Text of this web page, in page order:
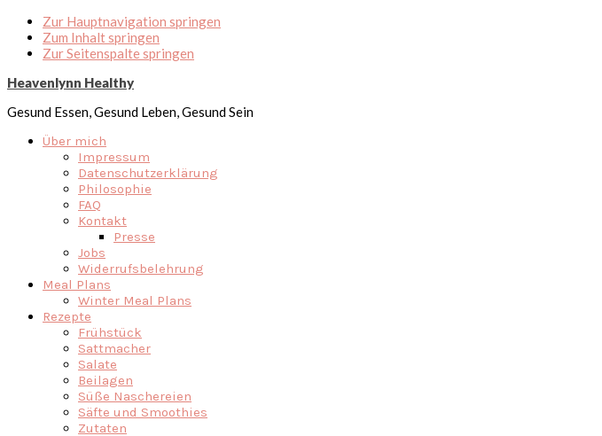
Zur Hauptnavigation springen
Zum Inhalt springen
Zur Seitenspalte springen
Heavenlynn Healthy
Gesund Essen, Gesund Leben, Gesund Sein
Über mich
Impressum
Datenschutzerklärung
Philosophie
FAQ
Kontakt
Presse
Jobs
Widerrufsbelehrung
Meal Plans
Winter Meal Plans
Rezepte
Frühstück
Sattmacher
Salate
Beilagen
Süße Naschereien
Säfte und Smoothies
Zutaten